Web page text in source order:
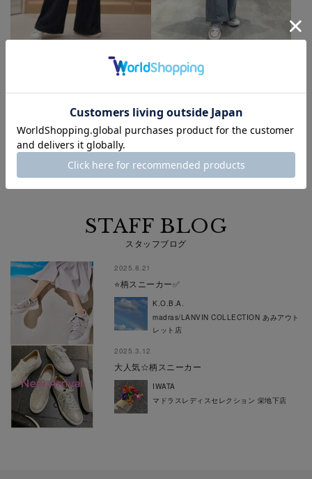
ン 溝口マルイ店
co
ン 溝口マルイ店
もっと見る
STAFF BLOG
スタッフブログ
2025.8.21
⭐️柄スニーカー✅
K.O.B.A.
madras/LANVIN COLLECTION あみアウト
レット店
2025.3.12
大人気☆柄スニーカー
IWATA
マドラスレディスセレクション 栄地下店